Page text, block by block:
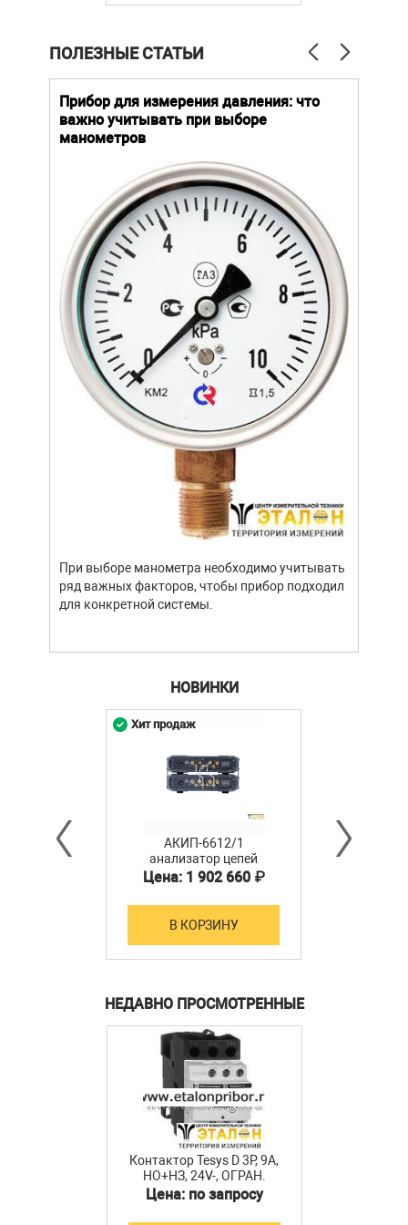
ПОЛЕЗНЫЕ СТАТЬИ
Прибор для измерения давления: что
важно учитывать при выборе
манометров
При выборе манометра необходимо учитывать
ряд важных факторов, чтобы прибор подходил
для конкретной системы.
НОВИНКИ
АКИП-6612/1
анализатор цепей
векторный
Цена: 1 902 660 ₽
В КОРЗИНУ
Хит продаж
НЕДАВНО ПРОСМОТРЕННЫЕ
Контактор Tesys D 3Р, 9A,
НО+НЗ, 24V-, ОГРАН.
Schneider Electric
Цена: по запросу